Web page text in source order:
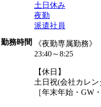
勤務時間
土日休み
夜勤
派遣社員
《夜勤専属勤務》
23:40～8:25
【休日】
土日祝(会社カレン
［年末年始・GW